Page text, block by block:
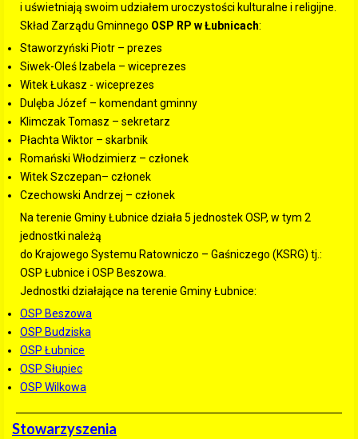
i uświetniają swoim udziałem uroczystości kulturalne i religijne.
Skład Zarządu Gminnego OSP RP w Łubnicach:
Staworzyński Piotr – prezes
Siwek-Oleś Izabela – wiceprezes
Witek Łukasz - wiceprezes
Dulęba Józef – komendant gminny
Klimczak Tomasz – sekretarz
Płachta Wiktor – skarbnik
Romański Włodzimierz – członek
Witek Szczepan– członek
Czechowski Andrzej – członek
Na terenie Gminy Łubnice działa 5 jednostek OSP, w tym 2
jednostki należą
do Krajowego Systemu Ratowniczo – Gaśniczego (KSRG) tj.:
OSP Łubnice i OSP Beszowa.
Jednostki działające na terenie Gminy Łubnice:
OSP Beszowa
OSP Budziska
OSP Łubnice
OSP Słupiec
OSP Wilkowa
Stowarzyszenia